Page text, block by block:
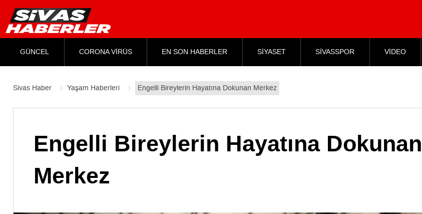
GÜNCEL CORONA VİRÜS EN SON HABERLER SİYASET SİVASSPOR VİDEO
Sivas Haber Yaşam Haberleri Engelli Bireylerin Hayatına Dokunan Merkez
Engelli Bireylerin Hayatına Dokunan
Merkez